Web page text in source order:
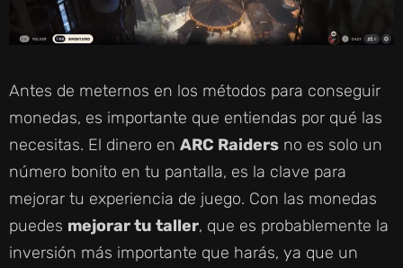
Antes de meternos en los métodos para conseguir
monedas, es importante que entiendas por qué las
necesitas. El dinero en ARC Raiders no es solo un
número bonito en tu pantalla, es la clave para
mejorar tu experiencia de juego. Con las monedas
puedes mejorar tu taller, que es probablemente la
inversión más importante que harás, ya que un